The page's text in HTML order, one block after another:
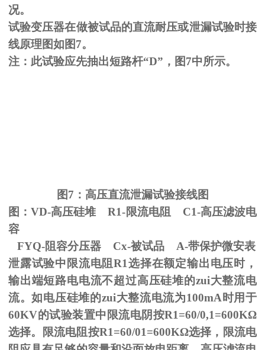
况。
试验变压器在做被试品的直流耐压或泄漏试验时接
线原理图如图7。
注：此试验应先抽出短路杆“D”，图7中所示。
图7 ：高压直流泄漏试验接线图
图：VD-高压硅堆R1-限流电阻 C1-高压滤波电
容
FYQ-阻容分压器 Cx-被试品 A-带保护微安表
泄露试验中限流电阻R1选择在额定输出电压时，
输出端短路电电流不超过高压硅堆的zui大整流电
流。如电压硅堆的zui大整流电流为100mA 时用于
60KV的试验装置中限流电阴按R1=60/0,1=600KΩ
选择。限流电阻按R1=60/01=600KΩ选择，限流电